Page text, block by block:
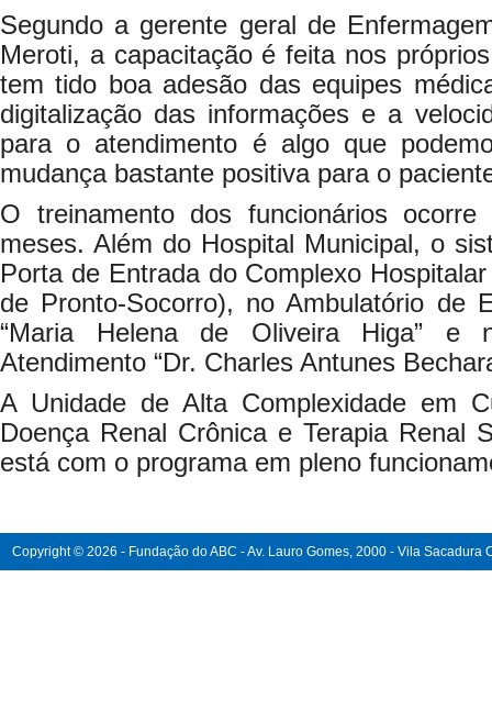
Segundo a gerente geral de
Meroti, a capacitação é feita nos
tem tido boa adesão das equipes
digitalização das informações e a
para o atendimento é algo que
mudança bastante positiva para o
O treinamento dos funcionários
meses. Além do Hospital Municipal, o
Porta de Entrada do Complexo
de Pronto-Socorro), no Ambulatório de
“Maria Helena de Oliveira Higa” e
Atendimento “Dr. Charles Antunes
A Unidade de Alta Complexidade em
Doença Renal Crônica e Terapia Renal
está com o programa em pleno
Copyright © 2026 - Fundação do ABC - Av. Lauro Gomes, 2000 - Vila